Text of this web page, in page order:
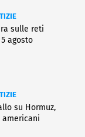
sulle reti
agosto
su Hormuz,
americani